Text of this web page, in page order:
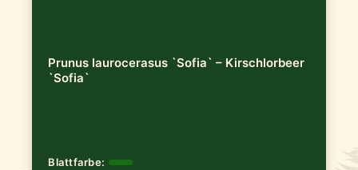
Prunus laurocerasus `Sofia` – Kirschlorbeer
`Sofia`
Blattfarbe: